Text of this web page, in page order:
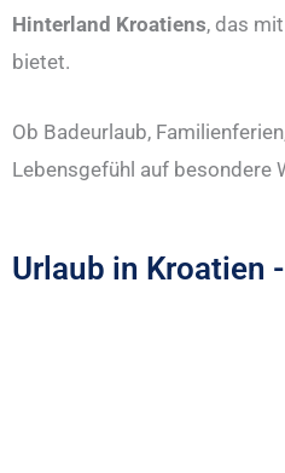
Hinterland Kroatiens, das
bietet.
Ob Badeurlaub,
Lebensgefühl auf besondere
Urlaub in Kroatien